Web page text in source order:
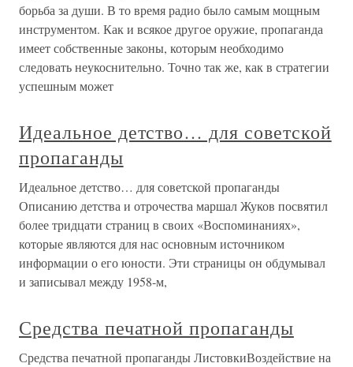
борьба за души. В то время радио было самым мощным
инструментом. Как и всякое другое оружие, пропаганда
имеет собственные законы, которым необходимо
следовать неукоснительно. Точно так же, как в стратегии
успешным может
Идеальное детство… для советской
пропаганды
Идеальное детство… для советской пропаганды
Описанию детства и отрочества маршал Жуков посвятил
более тридцати страниц в своих «Воспоминаниях»,
которые являются для нас основным источником
информации о его юности. Эти страницы он обдумывал
и записывал между 1958-м,
Средства печатной пропаганды
Средства печатной пропаганды ЛистовкиВоздействие на